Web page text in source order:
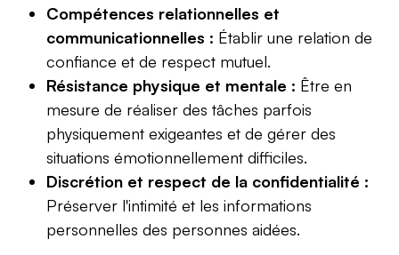
Compétences relationnelles et
communicationnelles : Établir une relation de
confiance et de respect mutuel.
Résistance physique et mentale : Être en
mesure de réaliser des tâches parfois
physiquement exigeantes et de gérer des
situations émotionnellement difficiles.
Discrétion et respect de la confidentialité :
Préserver l'intimité et les informations
personnelles des personnes aidées.